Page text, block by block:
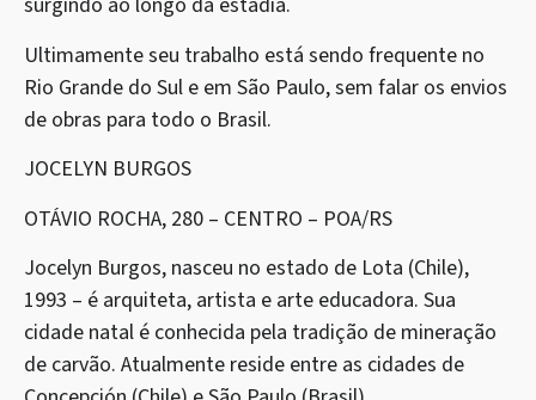
Ultimamente seu trabalho está sendo frequente no
Rio Grande do Sul e em São Paulo, sem falar os envios
de obras para todo o Brasil.
JOCELYN BURGOS
OTÁVIO ROCHA, 280 – CENTRO – POA/RS
Jocelyn Burgos, nasceu no estado de Lota (Chile),
1993 – é arquiteta, artista e arte educadora. Sua
cidade natal é conhecida pela tradição de mineração
de carvão. Atualmente reside entre as cidades de